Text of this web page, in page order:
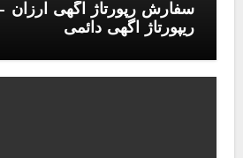
سفارش رپورتاژ آگهی ارزان
ریپورتاژ اگهی دائمی